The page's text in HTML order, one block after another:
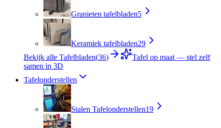
Granieten tafelbladen5
Keramiek tafelbladen29
Bekijk alle Tafelbladen(36)
Tafel op maat — stel zelf
samen in 3D
Tafelonderstellen
Stalen Tafelonderstellen19